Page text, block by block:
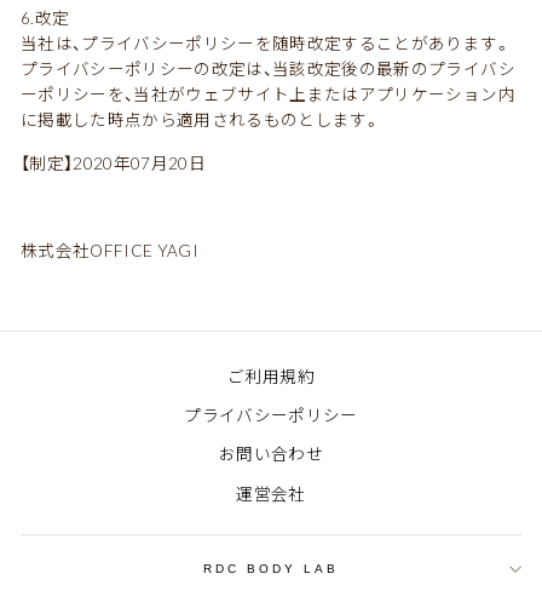
6.改定
当社は、プライバシーポリシーを随時改定することがあります。
プライバシーポリシーの改定は、当該改定後の最新のプライバシ
ーポリシーを、当社がウェブサイト上またはアプリケーション内
に掲載した時点から適用されるものとします。
【制定】2020年07月20日
株式会社OFFICE YAGI
ご利用規約
プライバシーポリシー
お問い合わせ
運営会社
RDC BODY LAB